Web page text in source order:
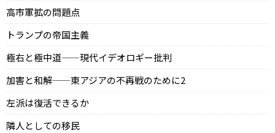
高市軍拡の問題点
トランプの帝国主義
極右と極中道——現代イデオロギー批判
加害と和解——東アジアの不再戦のために2
左派は復活できるか
隣人としての移民